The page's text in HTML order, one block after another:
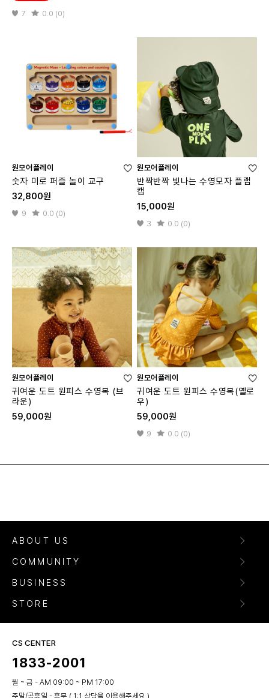
7 0.0 (0)
원모어플레이
숫자 미로 퍼즐 놀이 교구
32,800원
9 0.0 (0)
원모어플레이
반짝반짝 빛나는 수영모자 플랩
캡
15,000원
3 0.0 (0)
원모어플레이
귀여운 도트 원피스 수영복 (브
라운)
59,000원
원모어플레이
귀여운 도트 원피스 수영복(옐로
우)
59,000원
9 0.0 (0)
ABOUT US
COMMUNITY
BUSINESS
STORE
CS CENTER
1833-2001
월 ~ 금 - AM 09:00 ~ PM 17:00
주말/공휴일 - 휴무 ( 1:1 상담을 이용해주세요 )